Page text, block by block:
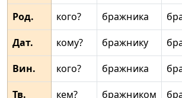
Род.
кого? бражника
Дат.
кому? бражнику
Вин.
кого? бражника
Тв.
кем? бражником